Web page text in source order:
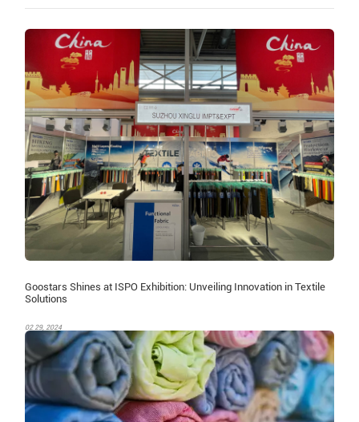
Goostars Shines at ISPO Exhibition: Unveiling Innovation in Textile
Solutions
02 29, 2024